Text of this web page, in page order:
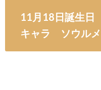
11月18日誕生
キャラ ソウル